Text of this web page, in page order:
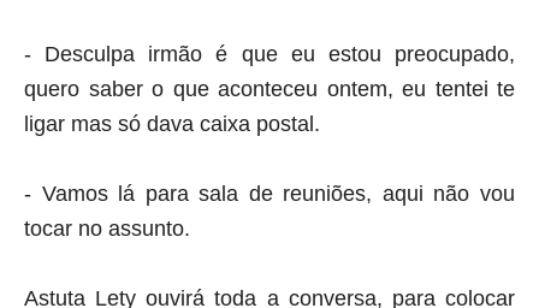
- Desculpa irmão é que eu estou preocupado,
quero saber o que aconteceu ontem, eu tentei te
ligar mas só dava caixa postal.
- Vamos lá para sala de reuniões, aqui não vou
tocar no assunto.
Astuta Lety ouvirá toda a conversa, para colocar